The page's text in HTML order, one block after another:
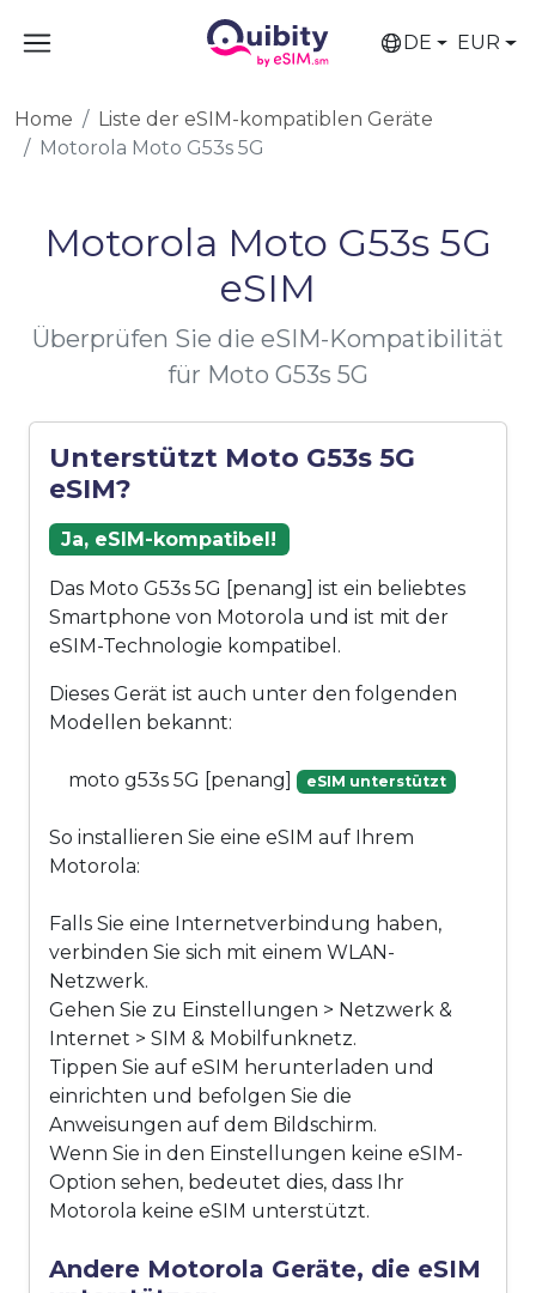
DE EUR
Home
Liste der eSIM-kompatiblen Geräte
Motorola Moto G53s 5G
Motorola Moto G53s 5G
eSIM
Überprüfen Sie die eSIM-Kompatibilität
für Moto G53s 5G
Unterstützt Moto G53s 5G
eSIM?
Ja, eSIM-kompatibel!
Das Moto G53s 5G [penang] ist ein beliebtes
Smartphone von Motorola und ist mit der
eSIM-Technologie kompatibel.
Dieses Gerät ist auch unter den folgenden
Modellen bekannt:
moto g53s 5G [penang] eSIM unterstützt
So installieren Sie eine eSIM auf Ihrem
Motorola:
Falls Sie eine Internetverbindung haben,
verbinden Sie sich mit einem WLAN-
Netzwerk.
Gehen Sie zu Einstellungen > Netzwerk &
Internet > SIM & Mobilfunknetz.
Tippen Sie auf eSIM herunterladen und
einrichten und befolgen Sie die
Anweisungen auf dem Bildschirm.
Wenn Sie in den Einstellungen keine eSIM-
Option sehen, bedeutet dies, dass Ihr
Motorola keine eSIM unterstützt.
Andere Motorola Geräte, die eSIM